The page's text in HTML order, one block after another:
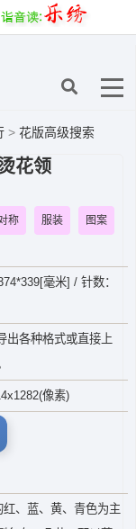
> 花版高级搜索
花领
称 服装 图案
毫米] / 针数：
出各种格式或直接上
像素)
、蓝、黄、青色为主